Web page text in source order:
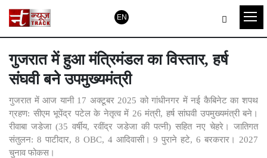
EN
गुजरात में हुआ मंत्रिमंडल का विस्तार, हर्ष
संघवी बने उपमुख्यमंत्री
गुजरात में आज यानी 17 अक्टूबर 2025 को गांधीनगर में नई कैबिनेट का शपथ
ग्रहण: सीएम भूपेंद्र पटेल के नेतृत्व में 26 मंत्री, हर्ष सांघवी उपमुख्यमंत्री बने।
रीवाबा जडेजा (35 वर्षीय, रवींद्र जडेजा की पत्नी) सहित नए चेहरे। जातिगत
संतुलन: 8 पाटीदार, 8 OBC, 4 आदिवासी। 9 पुराने हटे, 6 बरकरार। 2027
चुनाव फोकस।